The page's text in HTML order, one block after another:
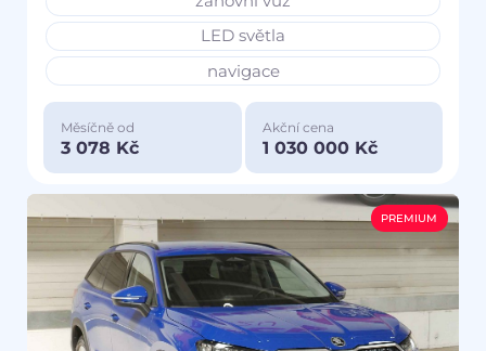
LED světla
navigace
Měsíčně od
3 078 Kč
Akční cena
1 030 000 Kč
PREMIUM